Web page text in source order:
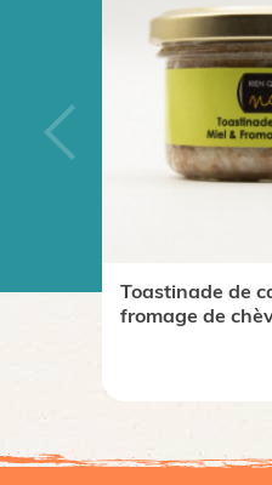
Toastinade de
fromage de